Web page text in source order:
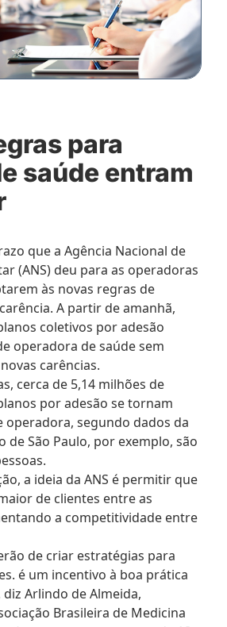
para
saúde entram
que a Agência Nacional de
(ANS) deu para as operadoras
às novas regras de
A partir de amanhã,
coletivos por adesão
operadora de saúde sem
carências.
cerca de 5,14 milhões de
por adesão se tornam
operadora, segundo dados da
de São Paulo, por exemplo, são
a ideia da ANS é permitir que
de clientes entre as
a competitividade entre
de criar estratégias para
é um incentivo à boa prática
Arlindo de Almeida,
Brasileira de Medicina